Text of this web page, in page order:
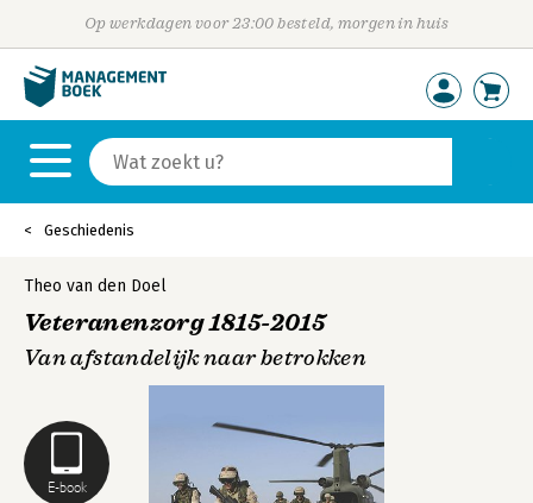
Op werkdagen voor 23:00 besteld, morgen in huis
Geschiedenis
E-book
Theo van den Doel
Veteranenzorg 1815-2015
Van afstandelijk naar betrokken